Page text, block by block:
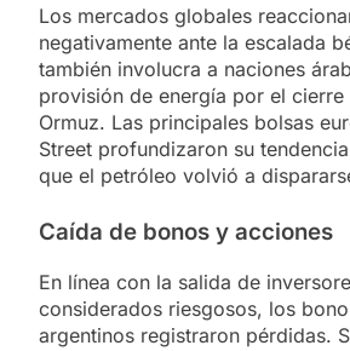
Los mercados globales
negativamente ante la escalada
también involucra a naciones
provisión de energía por el
Ormuz. Las principales bolsas
Street profundizaron su
que el petróleo volvió a
Caída de bonos y acciones
En línea con la salida de
considerados riesgosos, los
argentinos registraron pérdidas.